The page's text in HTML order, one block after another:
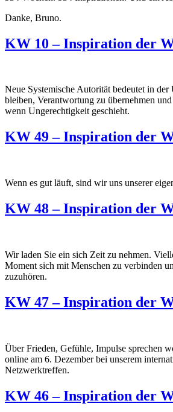
Danke, Bruno.
KW 10 – Inspiration der
Neue Systemische Autorität bedeutet in der
bleiben, Verantwortung zu übernehmen
wenn Ungerechtigkeit geschieht.
KW 49 – Inspiration der
Wenn es gut läuft, sind wir uns unserer
KW 48 – Inspiration der
Wir laden Sie ein sich Zeit zu nehmen.
Moment sich mit Menschen zu verbinden
zuzuhören.
KW 47 – Inspiration der
Über Frieden, Gefühle, Impulse sprechen
online am 6. Dezember bei unserem
Netzwerktreffen.
KW 46 – Inspiration der